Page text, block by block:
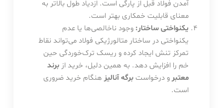
آمدن فولاد قبل از پارگی است. ازدیاد طول بالاتر به
معنای قابلیت خمکاری بهتر است.
یکنواختی ساختار: وجود ناخالصی‌ها یا عدم
یکنواختی در ساختار متالورژیکی فولاد می‌تواند نقاط
تمرکز تنش ایجاد کرده و ریسک ترک‌خوردگی حین
خم را افزایش دهد. به همین دلیل، خرید ازبرند
معتبرو درخواستبرگه آنالیزهنگام خرید ضروری
است.